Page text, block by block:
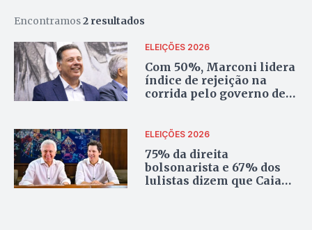
Encontramos2 resultados
ELEIÇÕES 2026
Com 50%, Marconi lidera
índice de rejeição na
corrida pelo governo de
ELEIÇÕES 2026
75% da direita
bolsonarista e 67% dos
lulistas dizem que Caiado